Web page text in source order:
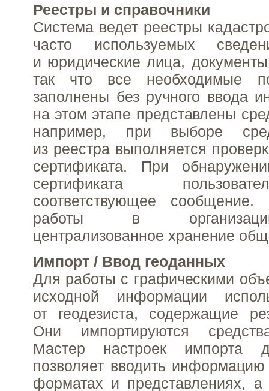
Реестры и справочники
Система ведет реестры
часто используемых
и юридические лица,
так что все необходимые
заполнены без ручного ввода
на этом этапе представлены
например, при выборе
из реестра выполняется
сертификата. При
сертификата
соответствующее
работы в
централизованное хранение
Импорт / Ввод геоданных
Для работы с графическими
исходной информации
от геодезиста, содержащие
Они импортируются
Мастер настроек импорта
позволяет вводить
форматах и представлениях, а